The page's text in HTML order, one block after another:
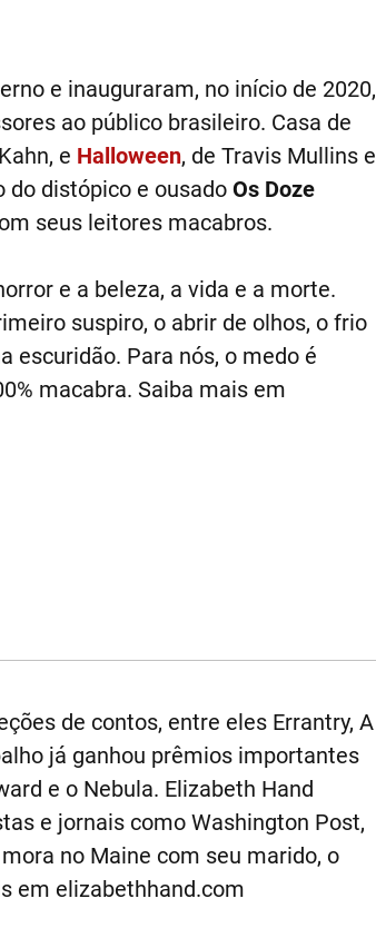
e inauguraram, no início de 2020,
ao público brasileiro. Casa de
e Halloween, de Travis Mullins e
do distópico e ousado Os Doze
seus leitores macabros.
e a beleza, a vida e a morte.
suspiro, o abrir de olhos, o frio
escuridão. Para nós, o medo é
macabra. Saiba mais em
de contos, entre eles Errantry, A
já ganhou prêmios importantes
e o Nebula. Elizabeth Hand
e jornais como Washington Post,
no Maine com seu marido, o
em elizabethhand.com